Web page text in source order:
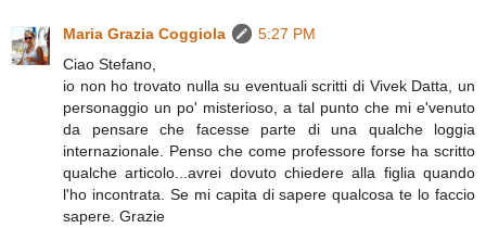
Maria Grazia Coggiola
5:27 PM
Ciao Stefano,
io non ho trovato nulla su eventuali scritti di Vivek Datta, un
personaggio un po' misterioso, a tal punto che mi e'venuto
da pensare che facesse parte di una qualche loggia
internazionale. Penso che come professore forse ha scritto
qualche articolo...avrei dovuto chiedere alla figlia quando
l'ho incontrata. Se mi capita di sapere qualcosa te lo faccio
sapere. Grazie